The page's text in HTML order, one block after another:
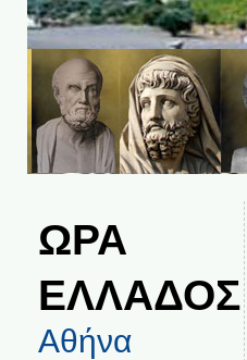
ΩΡΑ
ΕΛΛΑΔΟΣ
Αθήνα